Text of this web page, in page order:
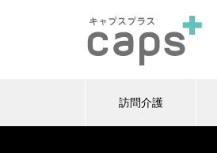
訪問介護